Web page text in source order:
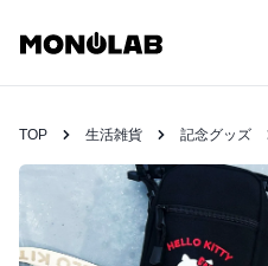
TOP 生活雑貨 記念グッズ